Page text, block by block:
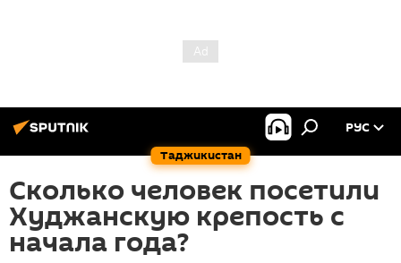
Таджикистан
РУС
Сколько человек посетили
Худжанскую крепость с
начала года?